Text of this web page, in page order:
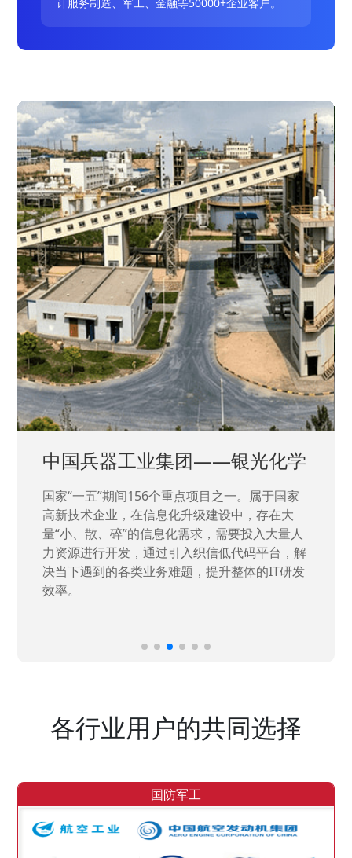
石油领域重点工程单位——川庆
钻探
随着国企工规模的不断扩大和内部数字化转型的
要求不断提升，公司着眼长远，决定借助织信低
代码的各方面能力，从物资储备管理入手，并辐
射经营、生产、工程、日常管理等多个板块，为
后续内部信息化建设打好基座。
各行业用户的共同选择
国防军工